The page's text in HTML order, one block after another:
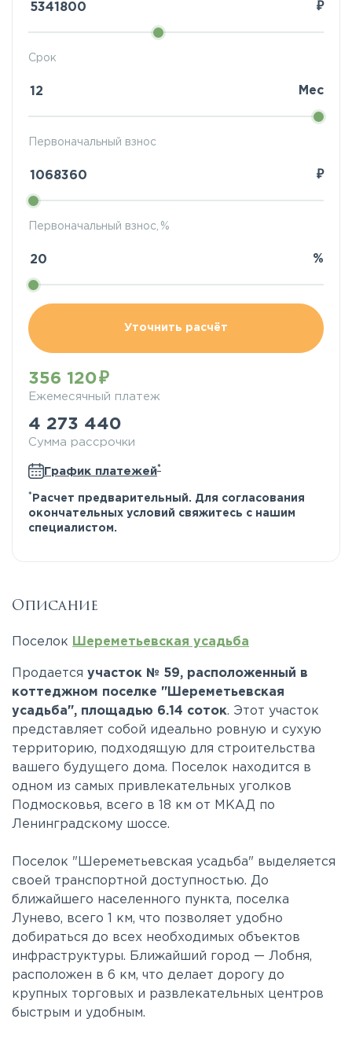
₽
Первоначальный взнос
₽
Срок
Мес
Первоначальный взнос, %
%
Уточнить расчёт
356 120
Ежемесячный платеж
4 273 440
Сумма рассрочки
График платежей*
* Расчет предварительный. Для согласования
окончательных условий свяжитесь с нашим
специалистом.
Описание
Поселок Шереметьевская усадьба
Продается участок № 59, расположенный в
коттеджном поселке "Шереметьевская
усадьба", площадью 6.14 соток. Этот участок
представляет собой идеально ровную и сухую
территорию, подходящую для строительства
вашего будущего дома. Поселок находится в
одном из самых привлекательных уголков
Подмосковья, всего в 18 км от МКАД по
Ленинградскому шоссе.
Поселок "Шереметьевская усадьба" выделяется
своей транспортной доступностью. До
ближайшего населенного пункта, поселка
Лунево, всего 1 км, что позволяет удобно
добираться до всех необходимых объектов
инфраструктуры. Ближайший город — Лобня,
расположен в 6 км, что делает дорогу до
крупных торговых и развлекательных центров
быстрым и удобным.